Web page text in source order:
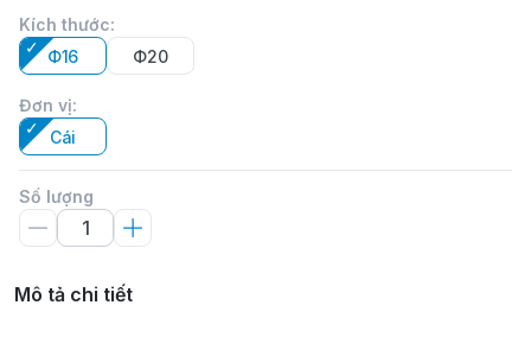
Kích thước:
Φ16
Φ20
Đơn vị:
Cái
Số lượng
Mô tả chi tiết